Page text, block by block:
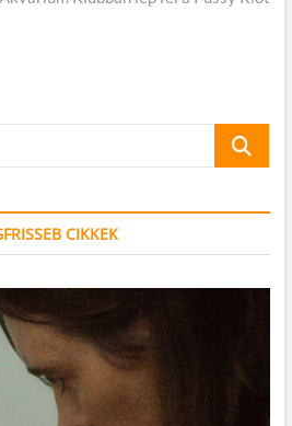
keresés
CIKKEK